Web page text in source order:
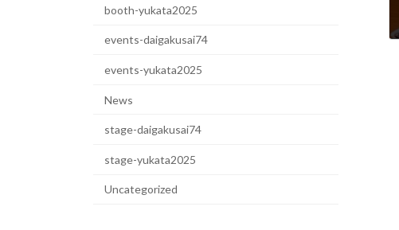
booth-yukata2025
events-daigakusai74
events-yukata2025
News
stage-daigakusai74
stage-yukata2025
Uncategorized